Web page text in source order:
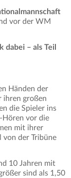
vor der WM
dabei – als Teil
Händen der
ihren großen
die Spieler ins
Hören vor die
mit ihrer
von der Tribüne
10 Jahren mit
sind als 1,50